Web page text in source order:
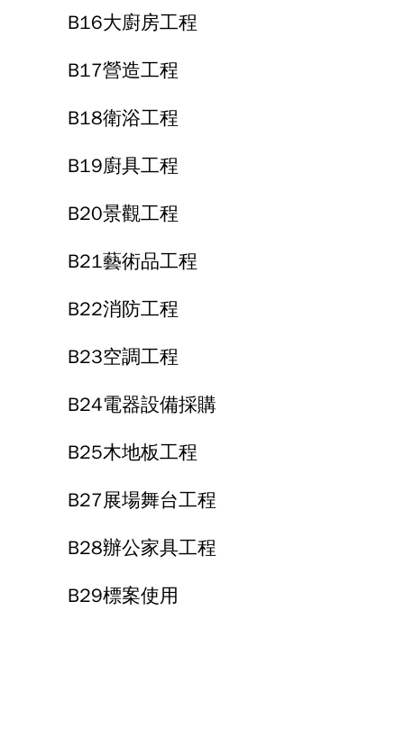
B16大廚房工程
B17營造工程
B18衛浴工程
B19廚具工程
B20景觀工程
B21藝術品工程
B22消防工程
B23空調工程
B24電器設備採購
B25木地板工程
B27展場舞台工程
B28辦公家具工程
B29標案使用